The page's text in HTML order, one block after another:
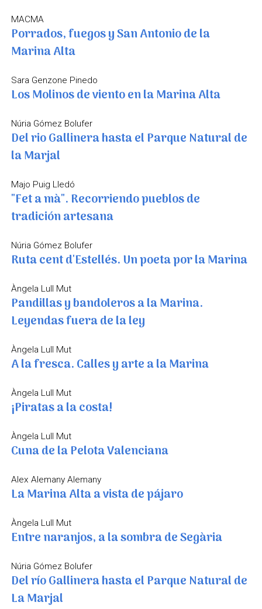
MACMA
Porrados, fuegos y San Antonio de la
Marina Alta
Sara Genzone Pinedo
Los Molinos de viento en la Marina Alta
Núria Gómez Bolufer
Del rio Gallinera hasta el Parque Natural de
la Marjal
Majo Puig Lledó
"Fet a mà". Recorriendo pueblos de
tradición artesana
Núria Gómez Bolufer
Ruta cent d'Estellés. Un poeta por la Marina
Àngela Lull Mut
Pandillas y bandoleros a la Marina.
Leyendas fuera de la ley
Àngela Lull Mut
A la fresca. Calles y arte a la Marina
Àngela Lull Mut
¡Piratas a la costa!
Àngela Lull Mut
Cuna de la Pelota Valenciana
Alex Alemany Alemany
La Marina Alta a vista de pájaro
Àngela Lull Mut
Entre naranjos, a la sombra de Segària
Núria Gómez Bolufer
Del río Gallinera hasta el Parque Natural de
La Marjal